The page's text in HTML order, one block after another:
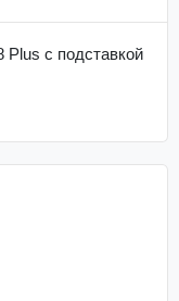
с подставкой